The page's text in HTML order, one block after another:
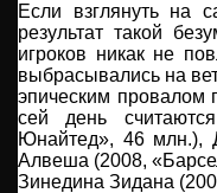
Если взглянуть на
результат такой
игроков никак не
выбрасывались на
эпическим провалом
сей день
Юнайтед», 46 млн.),
Алвеша (2008,
Зинедина Зидана